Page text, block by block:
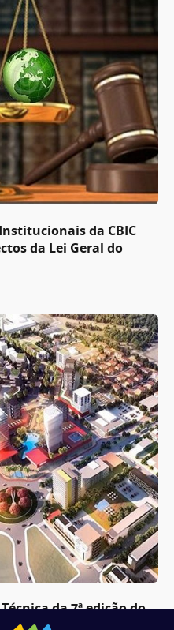
da CBIC
da Lei Geral do
da 7ª edição do